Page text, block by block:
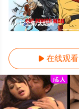
1-12全集/大结局
 在线观看